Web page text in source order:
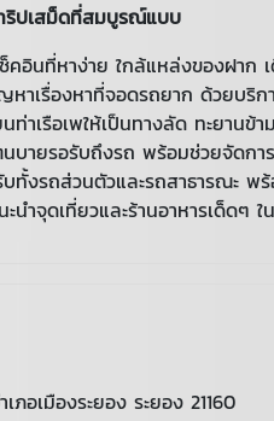
ริปเสม็ดที่สมบูรณ์แบบ
คอินที่หาง่าย ใกล้แหล่งของฝาก
าเรื่องหาที่จอดรถยาก ด้วยบริ
ท่าเรือเพให้เป็นทางลัด ทะยานข้
ายรอรับถึงรถ พร้อมช่วยจัดกา
ทั้งรถส่วนตัวและรถสาธารณะ
นำจุดเที่ยวและร้านอาหารเด็ดๆ
อเมืองระยอง ระยอง 21160